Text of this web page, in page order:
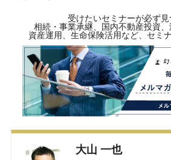
受けたいセミナーが必ず見
相続・事業承継、国内不動産投資、
資産運用、生命保険活用など、セミ
大山 一也